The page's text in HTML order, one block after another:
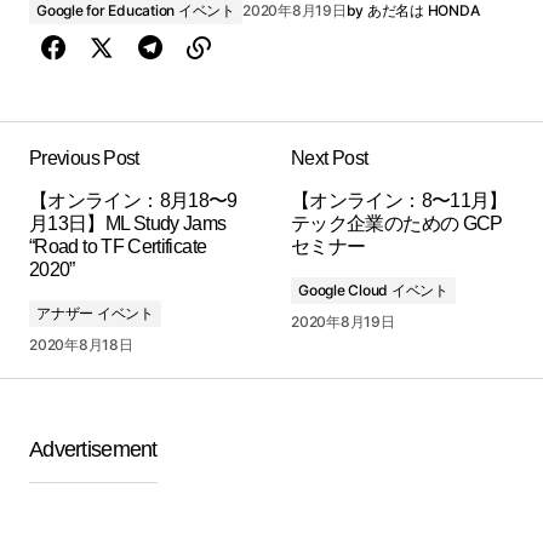
Google for Education イベント 2020年8月19日 by あだ名は HONDA
Previous Post
【オンライン：8月18〜9
月13日】ML Study Jams
“Road to TF Certificate
2020”
アナザー イベント
2020年8月18日
Next Post
【オンライン：8〜11月】
テック企業のための GCP
セミナー
Google Cloud イベント
2020年8月19日
Advertisement